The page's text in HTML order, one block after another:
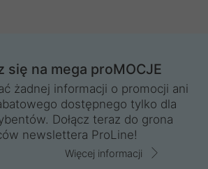
się na mega proMOCJE
żadnej informacji o promocji ani
dostępnego tylko dla
Dołącz teraz do grona
newslettera ProLine!
Więcej informacji